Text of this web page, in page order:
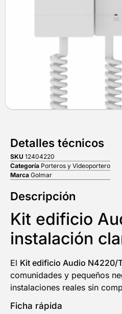
Detalles técnicos
SKU 12404220
Categoría Porteros y Videoportero
Marca Golmar
Descripción
Kit edificio
instalación
El Kit edificio Audio N4220/
comunidades y pequeños
instalaciones reales sin
Ficha rápida